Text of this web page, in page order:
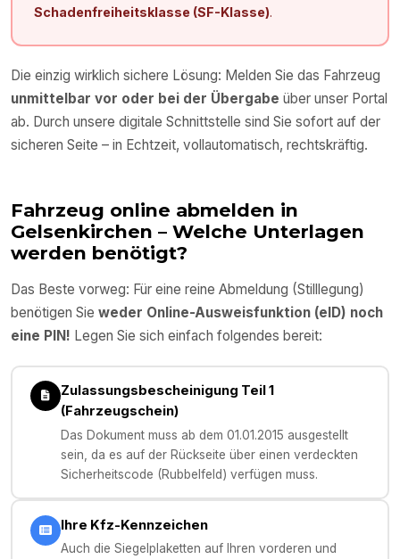
Schadenfreiheitsklasse (SF-Klasse).
Die einzig wirklich sichere Lösung: Melden Sie das Fahrzeug
unmittelbar vor oder bei der Übergabe über unser Portal
ab. Durch unsere digitale Schnittstelle sind Sie sofort auf der
sicheren Seite – in Echtzeit, vollautomatisch, rechtskräftig.
Fahrzeug online abmelden in
Gelsenkirchen – Welche Unterlagen
werden benötigt?
Das Beste vorweg: Für eine reine Abmeldung (Stilllegung)
benötigen Sie weder Online-Ausweisfunktion (eID) noch
eine PIN! Legen Sie sich einfach folgendes bereit:
Zulassungsbescheinigung Teil 1
(Fahrzeugschein)
Das Dokument muss ab dem 01.01.2015 ausgestellt
sein, da es auf der Rückseite über einen verdeckten
Sicherheitscode (Rubbelfeld) verfügen muss.
Ihre Kfz-Kennzeichen
Auch die Siegelplaketten auf Ihren vorderen und